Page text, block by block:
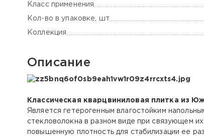
Класс применения
Кол-во в упаковке, шт
Коллекция
Описание
Классическая кварцвиниловая плитка из
Является гетерогенным влагостойким
стекловолокна в разном виде при связующем
повышенную плотность для стабилизации ее